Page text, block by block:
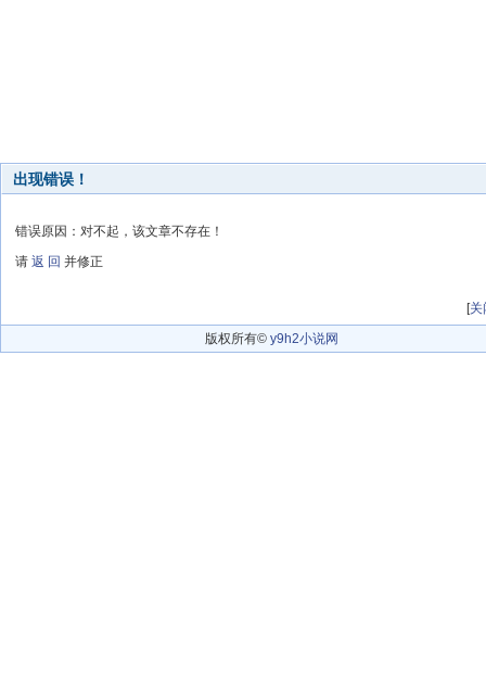
出现错误！
错误原因：对不起，该文章不存在！
请 返 回 并修正
[关
版权所有© y9h2小说网